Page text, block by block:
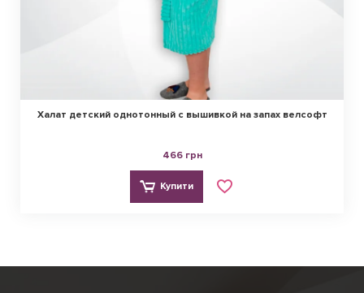
Халат детский однотонный с вышивкой на запах велсофт
466 грн
Купити